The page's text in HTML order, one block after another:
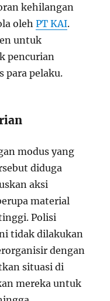
kehilangan
olehPT KAI.
untuk
pencurian
para pelaku.
modus yang
diduga
aksi
material
Polisi
tidak dilakukan
dengan
situasi di
mereka untuk